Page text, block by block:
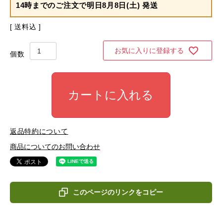
14時までのご注文で明日8月8日(土) 発送
送料込
お気に入りに登録する
カートに入れる
返品特約について
商品についてのお問い合わせ
このページのリンクをコピー